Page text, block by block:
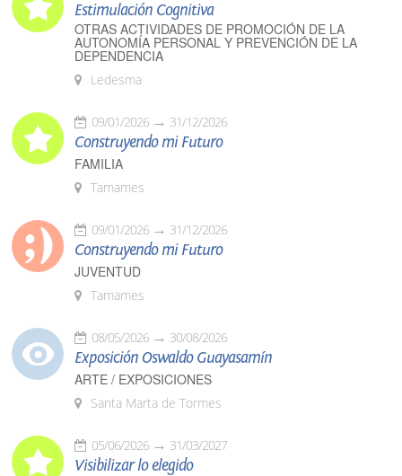
Estimulación Cognitiva
OTRAS ACTIVIDADES DE PROMOCIÓN DE LA
AUTONOMÍA PERSONAL Y PREVENCIÓN DE LA
DEPENDENCIA
Ledesma
09/01/2026 31/12/2026
Construyendo mi Futuro
FAMILIA
Tamames
09/01/2026 31/12/2026
Construyendo mi Futuro
JUVENTUD
Tamames
08/05/2026 30/08/2026
Exposición Oswaldo Guayasamín
ARTE / EXPOSICIONES
Santa Marta de Tormes
05/06/2026 31/03/2027
Visibilizar lo elegido